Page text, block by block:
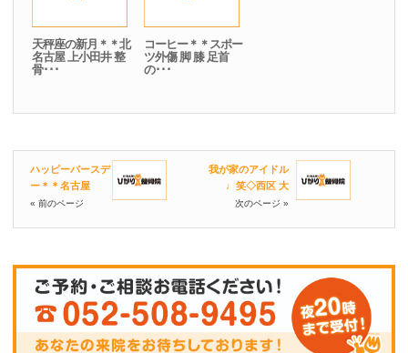
天秤座の新月＊＊北
名古屋 上小田井 整
骨･･･
コーヒー＊＊スポー
ツ外傷 脚 膝 足首
の･･･
ハッピーバースデ
ー＊＊名古屋
« 前のページ
我が家のアイドル
♩笑◇西区 大
次のページ »